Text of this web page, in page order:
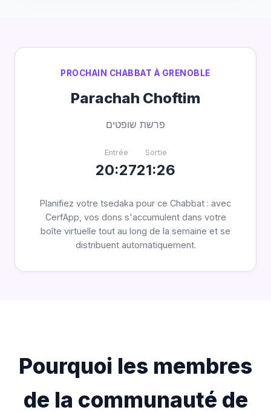
PROCHAIN CHABBAT À GRENOBLE
Parachah Choftim
פרשת שופטים
Entrée
20:27
Sortie
21:26
Planifiez votre tsedaka pour ce Chabbat : avec
CerfApp, vos dons s'accumulent dans votre
boîte virtuelle tout au long de la semaine et se
distribuent automatiquement.
Pourquoi les membres
de la communauté de